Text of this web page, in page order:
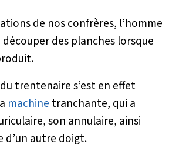
de nos confrères, l’homme
des planches lorsque
trentenaire s’est en effet
machine tranchante, qui a
son annulaire, ainsi
d’un autre doigt.